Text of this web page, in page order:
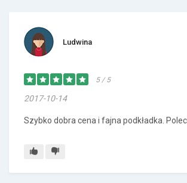
Ludwina
5 / 5
2017-10-14
Szybko dobra cena i fajna podkładka.